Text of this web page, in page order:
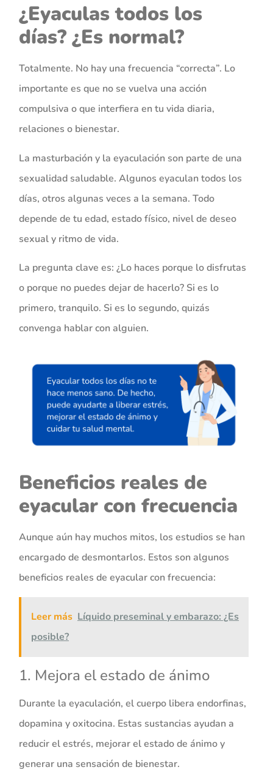
¿Eyaculas todos los
días? ¿Es normal?
Totalmente. No hay una frecuencia “correcta”. Lo
importante es que no se vuelva una acción
compulsiva o que interfiera en tu vida diaria,
relaciones o bienestar.
La masturbación y la eyaculación son parte de una
sexualidad saludable. Algunos eyaculan todos los
días, otros algunas veces a la semana. Todo
depende de tu edad, estado físico, nivel de deseo
sexual y ritmo de vida.
La pregunta clave es: ¿Lo haces porque lo disfrutas
o porque no puedes dejar de hacerlo? Si es lo
primero, tranquilo. Si es lo segundo, quizás
convenga hablar con alguien.
Beneficios reales de
eyacular con frecuencia
Aunque aún hay muchos mitos, los estudios se han
encargado de desmontarlos. Estos son algunos
beneficios reales de eyacular con frecuencia:
Leer más Líquido preseminal y embarazo: ¿Es
posible?
1. Mejora el estado de ánimo
Durante la eyaculación, el cuerpo libera endorfinas,
dopamina y oxitocina. Estas sustancias ayudan a
reducir el estrés, mejorar el estado de ánimo y
generar una sensación de bienestar.